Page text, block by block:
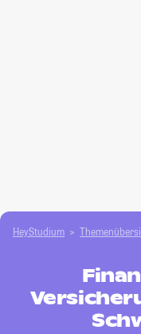
HeyStudium